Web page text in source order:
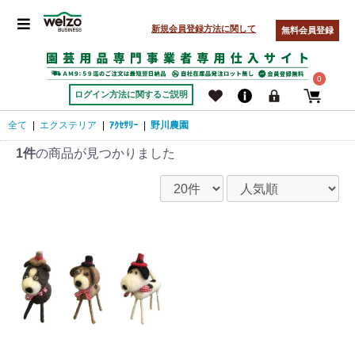
新規会員登録方法に関して 無料会員登録
ログイン方法に関するご説明
0
全て | エクステリア | ｱｸｾｻﾘｰ | 野川農園
1件の商品が見つかりました